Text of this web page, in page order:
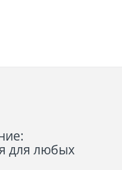
для любых